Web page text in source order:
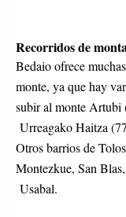
Recorridos de
Bedaio ofrece
monte, ya que hay
subir al monte Artubi
Urreagako Haitza
Otros barrios de
Montezkue, San
Usabal.